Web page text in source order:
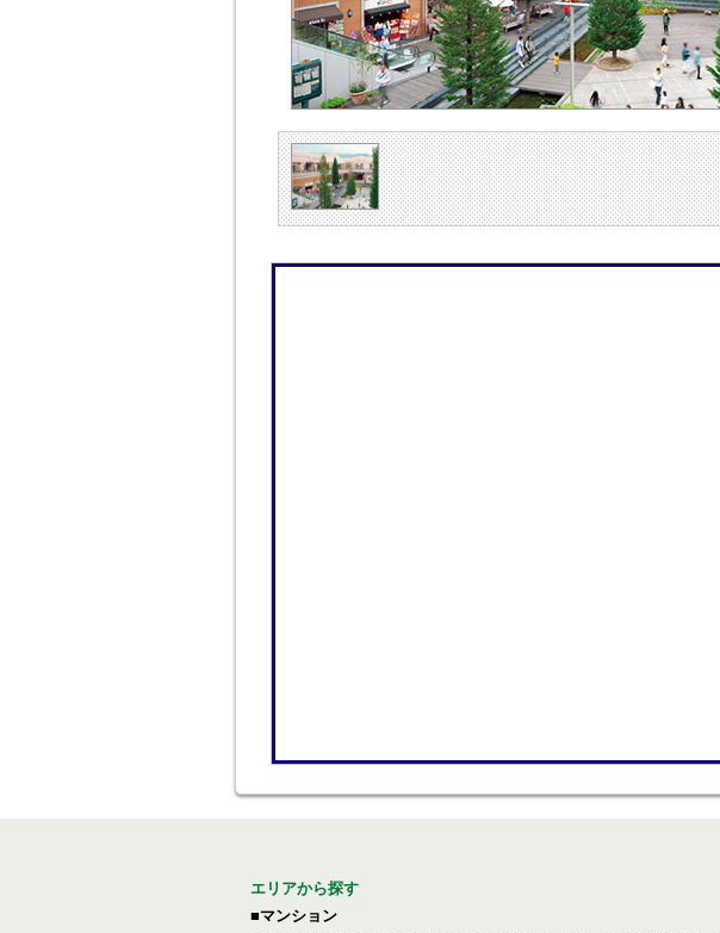
エリアから探す
■マンション